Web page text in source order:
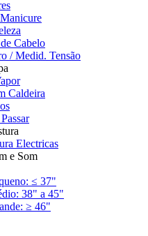
Cabelo
/ Medid. Tensão
Caldeira
Electricas
e Som
≤ 37"
38" a 45"
≥ 46"